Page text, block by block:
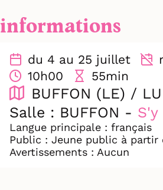
Portés par des
ami·e·s vous
amitié et lutte contre le
informations
du 4 au 25 juillet
10h00
55min
BUFFON (LE) /
Salle : BUFFON - S'y
Langue principale : français
Public : Jeune public à partir
Avertissements : Aucun